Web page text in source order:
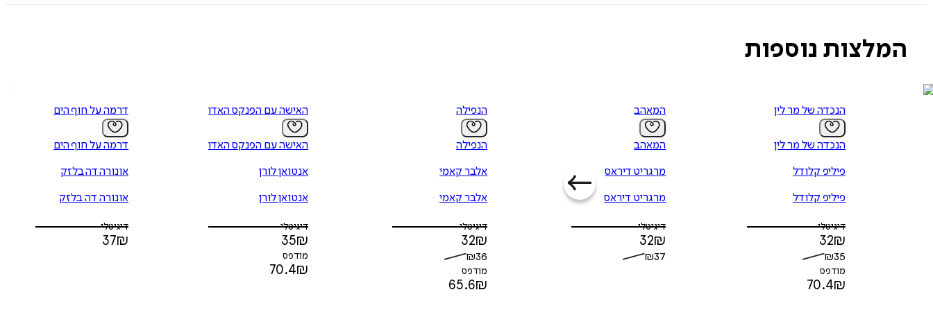
המלצות נוספות
הנכדה של מר לין
הנכדה של מר לין
פיליפ קלודל
פיליפ קלודל
דיגיטלי
32₪
₪35
מודפס
70.4₪
המאהב
המאהב
מרגריט דיראס
מרגריט דיראס
דיגיטלי
32₪
₪37
הנפילה
הנפילה
אלבר קאמי
אלבר קאמי
דיגיטלי
32₪
₪36
מודפס
65.6₪
האישה עם הפנקס האדום
האישה עם הפנקס האדום
אנטואן לורן
אנטואן לורן
דיגיטלי
35₪
מודפס
70.4₪
דרמה על חוף הים
דרמה על חוף הים
אונורה דה בלזק
אונורה דה בלזק
דיגיטלי
37₪